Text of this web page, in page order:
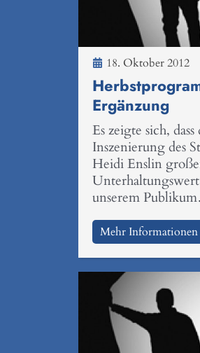
18. Oktober 2012
Ergänzung
Es zeigte sich,
Inszenierung des
Heidi Enslin
unserem
Mehr Informationen